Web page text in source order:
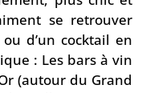
se retrouver
d’un cocktail en
: Les bars à vin
(autour du Grand